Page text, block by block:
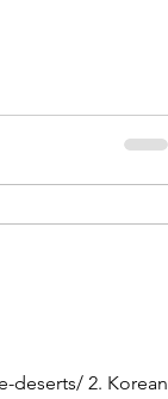
deserts/ 2. Korean